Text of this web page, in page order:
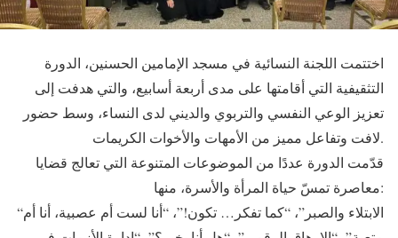
اختتمت اللجنة النسائية في مسجد الإمامين الحسنين، الدورة
التثقيفية التي أقامتها على مدى أربعة أسابيع، والتي هدفت إلى
تعزيز الوعي النفسي والتربوي والديني لدى النساء، وسط حضور
لافت وتفاعل مميز من الأمهات والأخوات الكريمات.
قدّمت الدورة عددًا من الموضوعات المتنوعة التي تعالج قضايا
معاصرة تمسّ حياة المرأة والأسرة، منها:
“الابتلاء والصبر”، “كما تفكر… تكون!”، “أنا لست أم عصبية، أنا أم